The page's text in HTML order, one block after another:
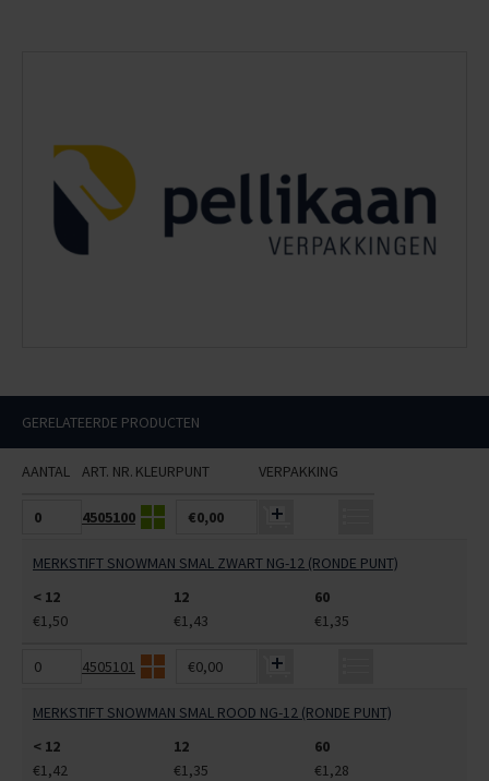
GERELATEERDE PRODUCTEN
AANTAL ART. NR. KLEURPUNT VERPAKKING
4505100 €0,00
MERKSTIFT SNOWMAN SMAL ZWART NG-12 (RONDE PUNT)
< 12
12
60
€1,50
€1,43 €1,35
4505101 €0,00
MERKSTIFT SNOWMAN SMAL ROOD NG-12 (RONDE PUNT)
< 12
12
60
€1,42
€1,35 €1,28